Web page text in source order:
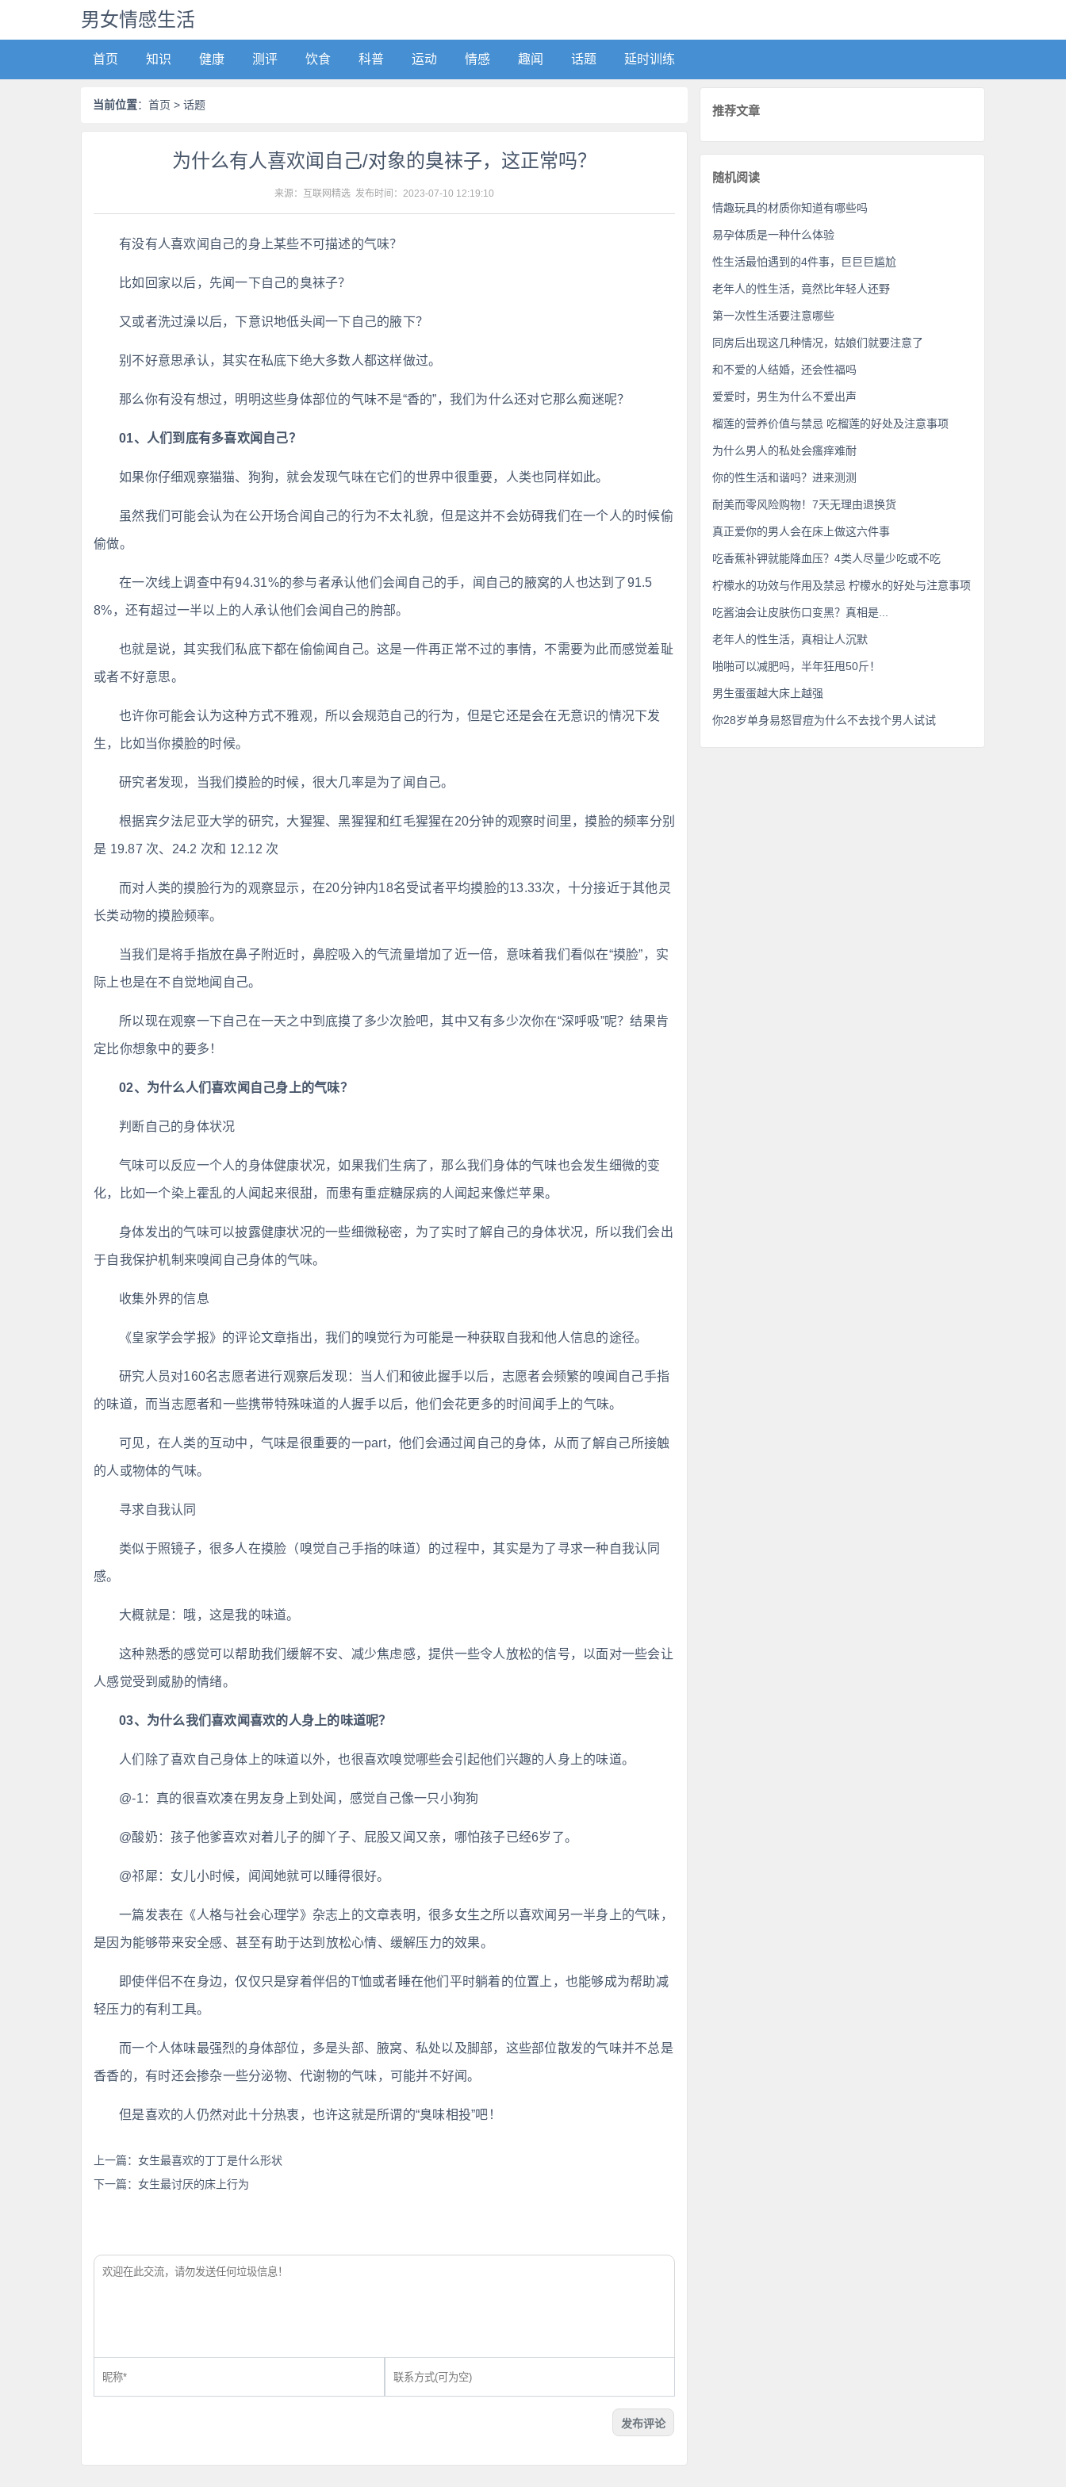
男女情感生活
首页 知识 健康 测评 饮食 科普 运动 情感 趣闻 话题 延时训练
当前位置： 首页 > 话题
为什么有人喜欢闻自己/对象的臭袜子，这正常吗？
来源：互联网精选 发布时间： 2023-07-10 12:19:10
有没有人喜欢闻自己的身上某些不可描述的气味？
比如回家以后，先闻一下自己的臭袜子？
又或者洗过澡以后，下意识地低头闻一下自己的腋下？
别不好意思承认，其实在私底下绝大多数人都这样做过。
那么你有没有想过，明明这些身体部位的气味不是“香的”，我们为什么还对它那么痴迷呢？
01、人们到底有多喜欢闻自己？
如果你仔细观察猫猫、狗狗，就会发现气味在它们的世界中很重要，人类也同样如此。
虽然我们可能会认为在公开场合闻自己的行为不太礼貌，但是这并不会妨碍我们在一个人的时候偷
偷做。
在一次线上调查中有94.31%的参与者承认他们会闻自己的手，闻自己的腋窝的人也达到了91.5
8%，还有超过一半以上的人承认他们会闻自己的胯部。
也就是说，其实我们私底下都在偷偷闻自己。这是一件再正常不过的事情，不需要为此而感觉羞耻
或者不好意思。
也许你可能会认为这种方式不雅观，所以会规范自己的行为，但是它还是会在无意识的情况下发
生，比如当你摸脸的时候。
研究者发现，当我们摸脸的时候，很大几率是为了闻自己。
根据宾夕法尼亚大学的研究，大猩猩、黑猩猩和红毛猩猩在20分钟的观察时间里，摸脸的频率分别
是 19.87 次、24.2 次和 12.12 次
而对人类的摸脸行为的观察显示，在20分钟内18名受试者平均摸脸的13.33次，十分接近于其他灵
长类动物的摸脸频率。
当我们是将手指放在鼻子附近时，鼻腔吸入的气流量增加了近一倍，意味着我们看似在“摸脸”，实
际上也是在不自觉地闻自己。
所以现在观察一下自己在一天之中到底摸了多少次脸吧，其中又有多少次你在“深呼吸”呢？结果肯
定比你想象中的要多！
02、为什么人们喜欢闻自己身上的气味？
判断自己的身体状况
气味可以反应一个人的身体健康状况，如果我们生病了，那么我们身体的气味也会发生细微的变
化，比如一个染上霍乱的人闻起来很甜，而患有重症糖尿病的人闻起来像烂苹果。
身体发出的气味可以披露健康状况的一些细微秘密，为了实时了解自己的身体状况，所以我们会出
于自我保护机制来嗅闻自己身体的气味。
收集外界的信息
《皇家学会学报》的评论文章指出，我们的嗅觉行为可能是一种获取自我和他人信息的途径。
研究人员对160名志愿者进行观察后发现：当人们和彼此握手以后，志愿者会频繁的嗅闻自己手指
的味道，而当志愿者和一些携带特殊味道的人握手以后，他们会花更多的时间闻手上的气味。
可见，在人类的互动中，气味是很重要的一part，他们会通过闻自己的身体，从而了解自己所接触
的人或物体的气味。
寻求自我认同
类似于照镜子，很多人在摸脸（嗅觉自己手指的味道）的过程中，其实是为了寻求一种自我认同
感。
大概就是：哦，这是我的味道。
这种熟悉的感觉可以帮助我们缓解不安、减少焦虑感，提供一些令人放松的信号，以面对一些会让
人感觉受到威胁的情绪。
03、为什么我们喜欢闻喜欢的人身上的味道呢？
人们除了喜欢自己身体上的味道以外，也很喜欢嗅觉哪些会引起他们兴趣的人身上的味道。
@-1：真的很喜欢凑在男友身上到处闻，感觉自己像一只小狗狗
@酸奶：孩子他爹喜欢对着儿子的脚丫子、屁股又闻又亲，哪怕孩子已经6岁了。
@祁犀：女儿小时候，闻闻她就可以睡得很好。
一篇发表在《人格与社会心理学》杂志上的文章表明，很多女生之所以喜欢闻另一半身上的气味，
是因为能够带来安全感、甚至有助于达到放松心情、缓解压力的效果。
即使伴侣不在身边，仅仅只是穿着伴侣的T恤或者睡在他们平时躺着的位置上，也能够成为帮助减
轻压力的有利工具。
而一个人体味最强烈的身体部位，多是头部、腋窝、私处以及脚部，这些部位散发的气味并不总是
香香的，有时还会掺杂一些分泌物、代谢物的气味，可能并不好闻。
但是喜欢的人仍然对此十分热衷，也许这就是所谓的“臭味相投”吧！
上一篇： 女生最喜欢的丁丁是什么形状
下一篇： 女生最讨厌的床上行为
推荐文章
随机阅读
情趣玩具的材质你知道有哪些吗
易孕体质是一种什么体验
性生活最怕遇到的4件事，巨巨巨尴尬
老年人的性生活，竟然比年轻人还野
第一次性生活要注意哪些
同房后出现这几种情况，姑娘们就要注意了
和不爱的人结婚，还会性福吗
爱爱时，男生为什么不爱出声
榴莲的营养价值与禁忌 吃榴莲的好处及注意事项
为什么男人的私处会瘙痒难耐
你的性生活和谐吗？进来测测
耐美而零风险购物！7天无理由退换货
真正爱你的男人会在床上做这六件事
吃香蕉补钾就能降血压？4类人尽量少吃或不吃
柠檬水的功效与作用及禁忌 柠檬水的好处与注意事项
吃酱油会让皮肤伤口变黑？真相是...
老年人的性生活，真相让人沉默
啪啪可以减肥吗，半年狂甩50斤！
男生蛋蛋越大床上越强
你28岁单身易怒冒痘为什么不去找个男人试试